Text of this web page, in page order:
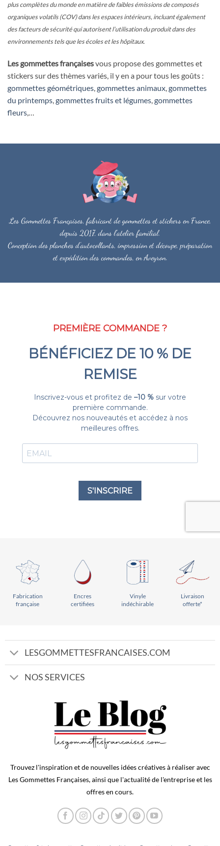
plus complètes du monde en matière de faibles émissions de composés
organiques volatils (COV) dans les espaces intérieurs, incluant également
des facteurs de sécurité qui autorisent l’utilisation du produit dans des
environnements tels que les écoles et les hôpitaux.
Les gommettes françaisesvous propose des gommettes et
stickers sur des thèmes variés, il y en a pour tous les goûts :
gommettes géométriques,gommettes animaux,gommettes
du printemps,gommettes fruits et légumes,gommettes
fleurs,…
Les Gommettes Françaises, fabricant de gommettes et stickers en France,
depuis 2017, dans l'atelier familial.
Conception des planches d'autocollants, impression et découpe, préparation
et expédition des commandes, en Aveyron.
Fabrication
française
Encres
certifiées
Vinyle
indéchirable
Livraison
offerte*
LESGOMMETTESFRANCAISES.COM
NOS SERVICES
Trouvez l'inspiration et de nouvelles idées créatives à réaliser avec
Les Gommettes Françaises, ainsi que l'actualité de l'entreprise et les
offres en cours.